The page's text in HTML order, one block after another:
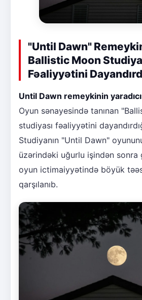
"Until Dawn"
Ballistic Moon
Fəaliyyətini
Until Dawn remeykinin
Oyun sənayesində tanınan
studiyası fəaliyyətini
Studiyanın "Until Dawn"
üzərindəki uğurlu işindən sonra
oyun ictimaiyyətində böyük
qarşılanıb.